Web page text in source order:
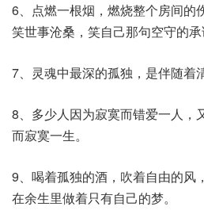
6、点燃一根烟，燃烧整个房间的
笑世事沧桑，笑自己那句空守的承
7、灵魂中最深的孤独，是伴随着
8、多少人因为寂寞而错爱一人，
而寂寞一生。
9、喝着孤独的酒，吹着自由的风
在余生里做着只有自己的梦。